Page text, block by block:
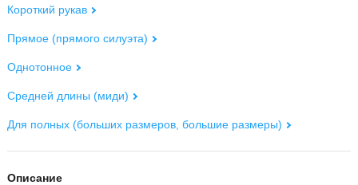
Короткий рукав
Прямое (прямого силуэта)
Однотонное
Средней длины (миди)
Для полных (больших размеров, большие размеры)
Описание